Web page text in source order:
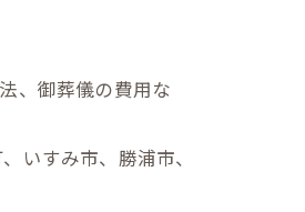
、御葬儀の費用な
いすみ市、勝浦市、